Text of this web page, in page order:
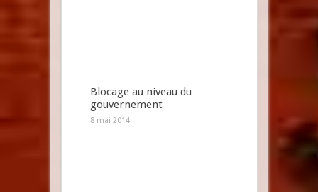
Blocage au niveau du
gouvernement
8 mai 2014